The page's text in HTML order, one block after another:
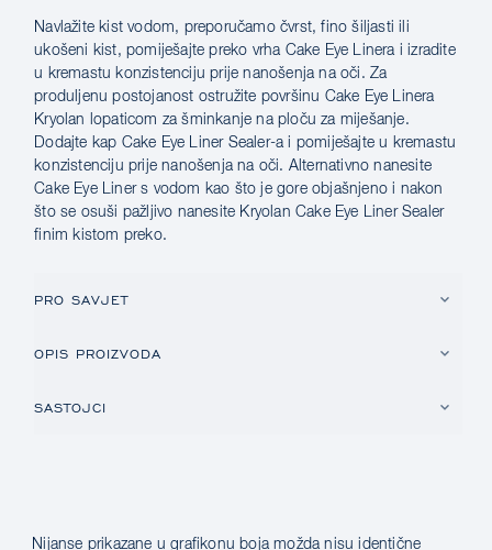
Navlažite kist vodom, preporučamo čvrst, fino šiljasti ili
ukošeni kist, pomiješajte preko vrha Cake Eye Linera i izradite
u kremastu konzistenciju prije nanošenja na oči. Za
produljenu postojanost ostružite površinu Cake Eye Linera
Kryolan lopaticom za šminkanje na ploču za miješanje.
Dodajte kap Cake Eye Liner Sealer-a i pomiješajte u kremastu
konzistenciju prije nanošenja na oči. Alternativno nanesite
Cake Eye Liner s vodom kao što je gore objašnjeno i nakon
što se osuši pažljivo nanesite Kryolan Cake Eye Liner Sealer
finim kistom preko.
PRO SAVJET
OPIS PROIZVODA
SASTOJCI
Nijanse prikazane u grafikonu boja možda nisu identične